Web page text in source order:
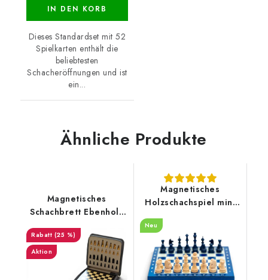
IN DEN KORB
Dieses Standardset mit 52
Spielkarten enthält die
beliebtesten
Schacheröffnungen und ist
ein...
Ähnliche Produkte
Magnetisches
Schachbrett Ebenholz
(25 %)
Aktion
Magnetisches
Holzschachspiel mini
Neu